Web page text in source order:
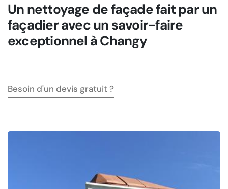
Un nettoyage de façade fait par un
façadier avec un savoir-faire
exceptionnel à Changy
Besoin d'un devis gratuit ?